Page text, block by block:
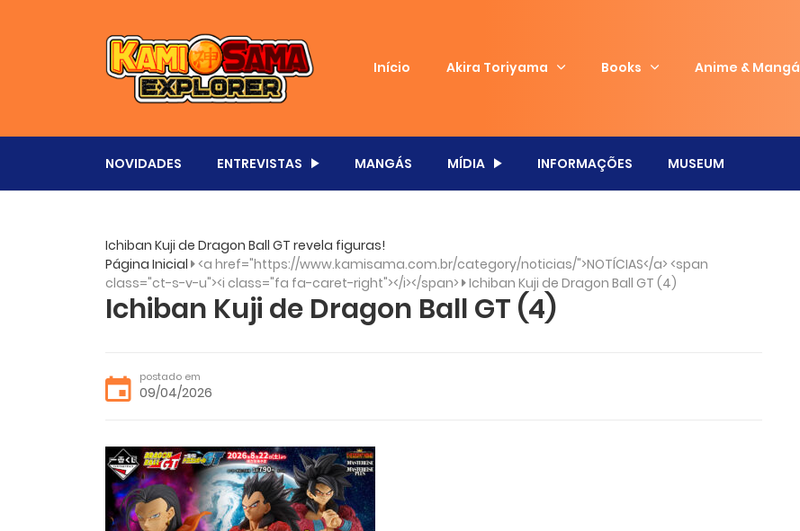
Início Akira Toriyama Books Anime & Mangá
NOVIDADES ENTREVISTAS MANGÁS MÍDIA INFORMAÇÕES MUSEUM
Ichiban Kuji de Dragon Ball GT revela figuras!
Página Inicial <a href="https://www.kamisama.com.br/category/noticias/">NOTÍCIAS</a> <span
class="ct-s-v-u"><i class="fa fa-caret-right"></i></span> Ichiban Kuji de Dragon Ball GT (4)
Ichiban Kuji de Dragon Ball GT (4)
postado em
09/04/2026